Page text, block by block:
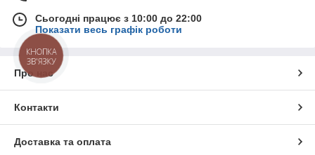
Сьогодні працює з 10:00 до 22:00
Показати весь графік роботи
Про нас
Контакти
Доставка та оплата
КНОПКА
ЗВ'ЯЗКУ